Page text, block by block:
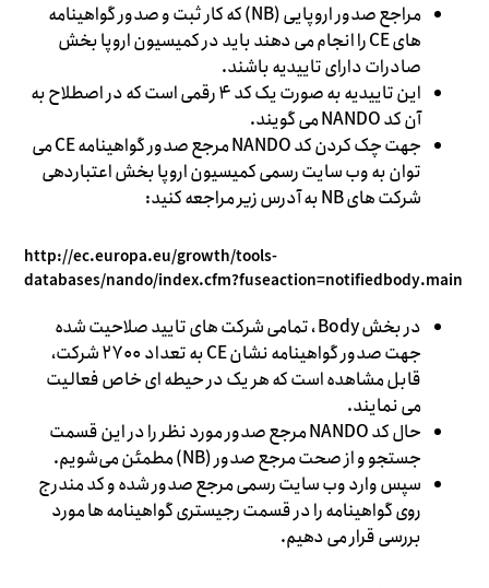
مراجع صدور اروپایی (NB) که کار ثبت و صدور گواهینامه
های CE را انجام می دهند باید در کمیسیون اروپا بخش
صادرات دارای تاییدیه باشند.
این تاییدیه به صورت یک کد ۴ رقمی است که در اصطلاح به
آن کد NANDO می گویند.
جهت چک کردن کد NANDO مرجع صدور گواهینامه CE می
توان به وب سایت رسمی کمیسیون اروپا بخش اعتباردهی
شرکت های NB به آدرس زیر مراجعه کنید:
http://ec.europa.eu/growth/tools-
databases/nando/index.cfm?fuseaction=notifiedbody.main
در بخش Body ، تمامی شرکت های تایید صلاحیت شده
جهت صدور گواهینامه نشان CE به تعداد ۲۷۰۰ شرکت،
قابل مشاهده است که هر یک در حیطه ای خاص فعالیت
می نمایند.
حال کد NANDO مرجع صدور مورد نظر را در این قسمت
جستجو و از صحت مرجع صدور (NB) مطمئن می‌شویم.
سپس وارد وب سایت رسمی مرجع صدور شده و کد مندرج
روی گواهینامه را در قسمت رجیستری گواهینامه ها مورد
بررسی قرار می دهیم.